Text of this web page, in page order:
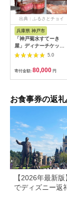
出典：ふるさとチョイ
ス
兵庫県 神戸市
「神戸菊水すてーき
屋」ディナーチケット
（2枚）
5.0
寄付金額: 80,000 円
お食事券の返
【2026年最新
でディズニー返